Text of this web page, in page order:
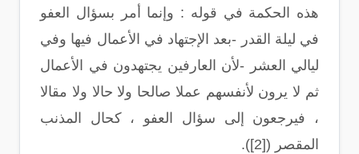
هذه الحكمة في قوله : وإنما أمر بسؤال العفو
في ليلة القدر -بعد الإجتهاد في الأعمال فيها وفي
ليالي العشر -لأن العارفين يجتهدون في الأعمال
ثم لا يرون لأنفسهم عملا صالحا ولا حالا ولا مقالا
، فيرجعون إلى سؤال العفو ، كحال المذنب
المقصر ([2]).